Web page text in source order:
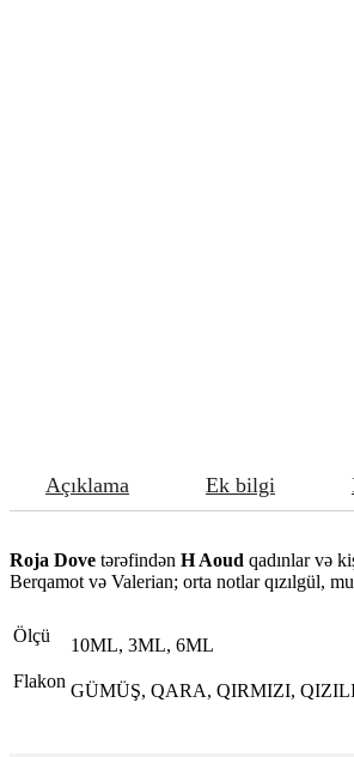
Açıklama Ek bilgi
Roja Dove tərəfindən H Aoud qadınlar və
Berqamot və Valerian; orta notlar qızılgül,
Ölçü
10ML, 3ML, 6ML
Flakon GÜMÜŞ, QARA, QIRMIZI,